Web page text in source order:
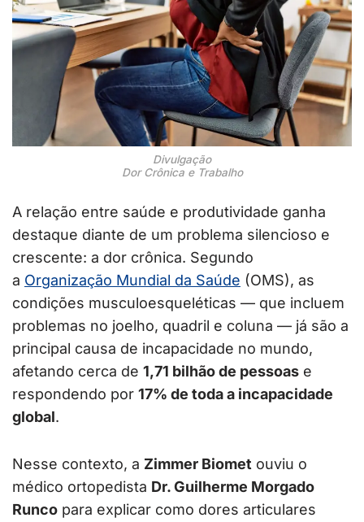
Divulgação
Dor Crônica e Trabalho
A relação entre saúde e produtividade ganha
destaque diante de um problema silencioso e
crescente: a dor crônica. Segundo
a Organização Mundial da Saúde (OMS), as
condições musculoesqueléticas — que incluem
problemas no joelho, quadril e coluna — já são a
principal causa de incapacidade no mundo,
afetando cerca de 1,71 bilhão de pessoas e
respondendo por 17% de toda a incapacidade
global.
Nesse contexto, a Zimmer Biomet ouviu o
médico ortopedista Dr. Guilherme Morgado
Runco para explicar como dores articulares